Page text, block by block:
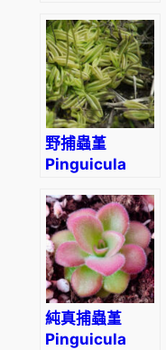
gypsicola
(Butterwort)
野捕蟲堇
Pinguicula
純真捕蟲堇
Pinguicula